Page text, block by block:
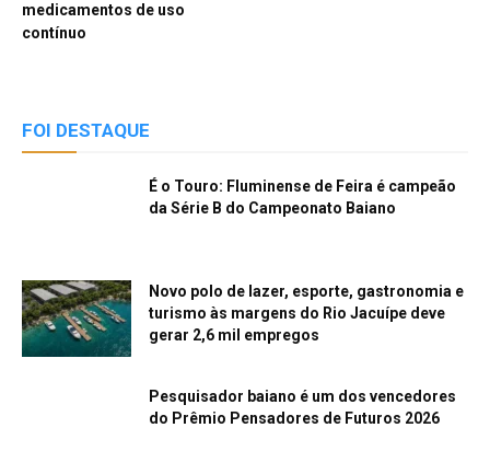
medicamentos de uso
contínuo
FOI DESTAQUE
É o Touro: Fluminense de Feira é campeão
da Série B do Campeonato Baiano
Novo polo de lazer, esporte, gastronomia e
turismo às margens do Rio Jacuípe deve
gerar 2,6 mil empregos
Pesquisador baiano é um dos vencedores
do Prêmio Pensadores de Futuros 2026